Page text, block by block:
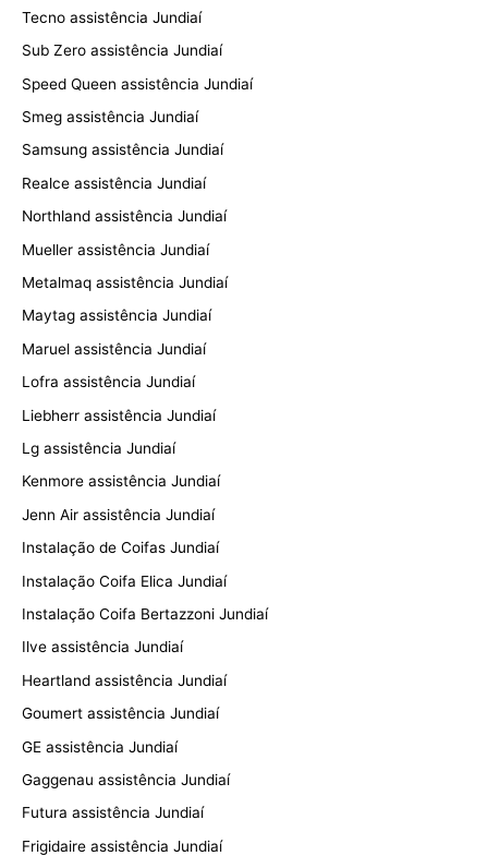
Tecno assistência Jundiaí
Sub Zero assistência Jundiaí
Speed Queen assistência Jundiaí
Smeg assistência Jundiaí
Samsung assistência Jundiaí
Realce assistência Jundiaí
Northland assistência Jundiaí
Mueller assistência Jundiaí
Metalmaq assistência Jundiaí
Maytag assistência Jundiaí
Maruel assistência Jundiaí
Lofra assistência Jundiaí
Liebherr assistência Jundiaí
Lg assistência Jundiaí
Kenmore assistência Jundiaí
Jenn Air assistência Jundiaí
Instalação de Coifas Jundiaí
Instalação Coifa Elica Jundiaí
Instalação Coifa Bertazzoni Jundiaí
Ilve assistência Jundiaí
Heartland assistência Jundiaí
Goumert assistência Jundiaí
GE assistência Jundiaí
Gaggenau assistência Jundiaí
Futura assistência Jundiaí
Frigidaire assistência Jundiaí